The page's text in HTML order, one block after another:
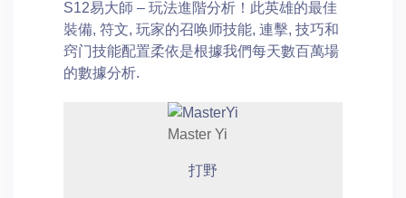
S12易大師 – 玩法進階分析！此英雄的最佳
裝備, 符文, 玩家的召唤师技能, 連擊, 技巧和
窍门技能配置柔依是根據我們每天數百萬場
的數據分析.
Master Yi
打野